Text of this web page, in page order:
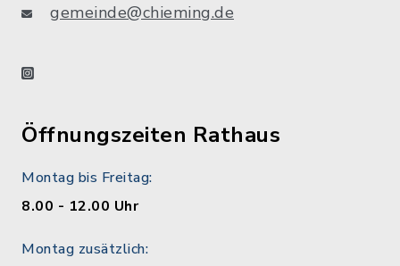
gemeinde@chieming.de
instagram
Öffnungszeiten Rathaus
Montag bis Freitag:
8.00 - 12.00 Uhr
Montag zusätzlich: